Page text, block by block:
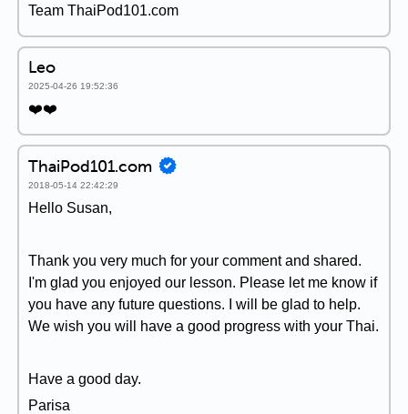
Team ThaiPod101.com
Leo
2025-04-26 19:52:36
❤️❤️
ThaiPod101.com
2018-05-14 22:42:29
Hello Susan,
Thank you very much for your comment and shared.
I'm glad you enjoyed our lesson. Please let me know if
you have any future questions. I will be glad to help.
We wish you will have a good progress with your Thai.
Have a good day.
Parisa